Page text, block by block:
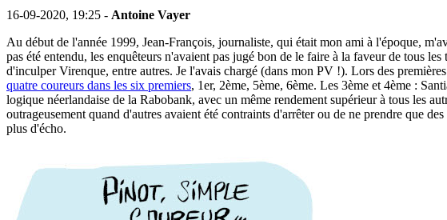
16-09-2020, 19:25 - Antoine Vayer
Au début de l'année 1999, Jean-François, journaliste, qui était mon ami à l'époque,
pas été entendu, les enquêteurs n'avaient pas jugé bon de le faire à la faveur de tous
d'inculper Virenque, entre autres. Je l'avais chargé (dans mon PV !). Lors des
quatre coureurs dans les six premiers, 1er, 2ème, 5ème, 6ème. Les 3ème et 4ème :
logique néerlandaise de la Rabobank, avec un même rendement supérieur à tous les
outrageusement quand d'autres avaient été contraints d'arrêter ou de ne prendre que
plus d'écho.